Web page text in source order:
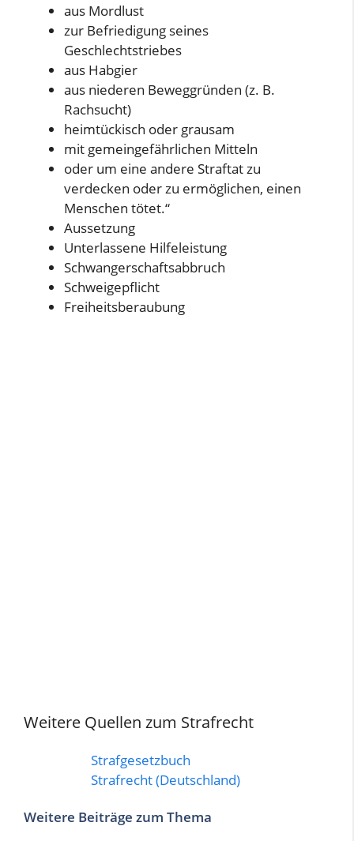
aus Mordlust
zur Befriedigung seines
Geschlechtstriebes
aus Habgier
aus niederen Beweggründen (z. B.
Rachsucht)
heimtückisch oder grausam
mit gemeingefährlichen Mitteln
oder um eine andere Straftat zu
verdecken oder zu ermöglichen, einen
Menschen tötet.“
Aussetzung
Unterlassene Hilfeleistung
Schwangerschaftsabbruch
Schweigepflicht
Freiheitsberaubung
Weitere Quellen zum Strafrecht
Strafgesetzbuch
Strafrecht (Deutschland)
Weitere Beiträge zum Thema